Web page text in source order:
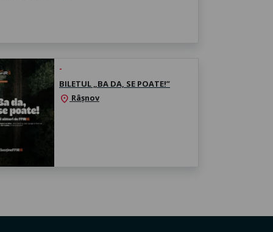
-
BILETUL „BA DA, SE POATE!”
location_on Râșnov